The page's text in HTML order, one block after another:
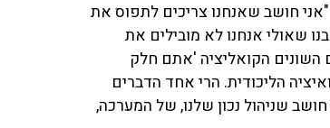
דנון הודה: "אני חושב שאנחנו צריכים לתפוס את
שאולי אנחנו לא מובילים את
השונים הקואליציה 'אתם חלק
הליכודית. הרי אחד הדברים
שניהול נכון שלנו, של המערכה,